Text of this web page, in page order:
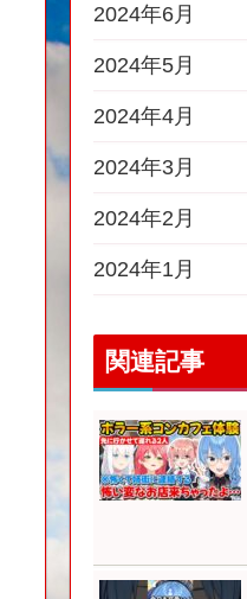
2024年6月
2024年5月
2024年4月
2024年3月
2024年2月
2024年1月
関連記事